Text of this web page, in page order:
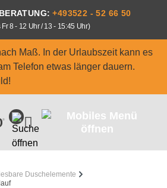
+493522 - 52 66 50
Fr 8 - 12 Uhr / 13 - 15:45 Uhr)
Maß. In der Urlaubszeit kann es
Telefon etwas länger dauern.
Duschelemente